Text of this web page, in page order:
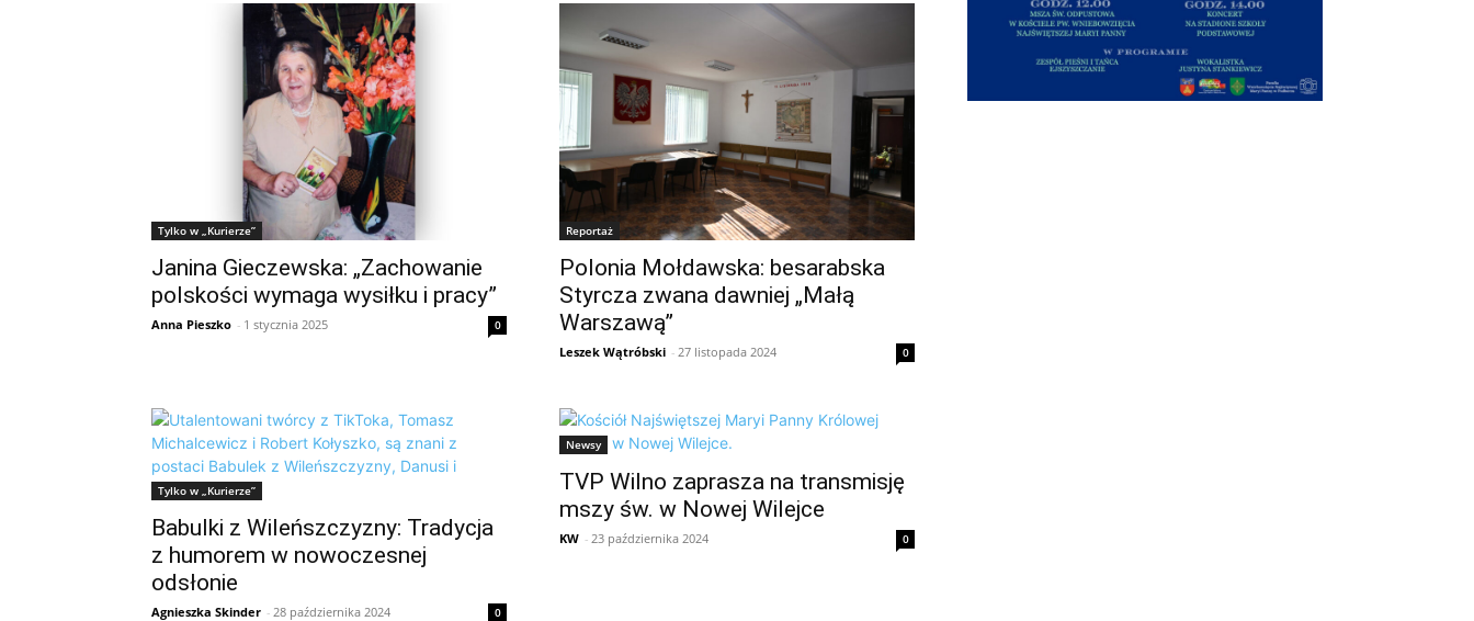
Tylko w „Kurierze”
Janina Gieczewska: „Zachowanie
polskości wymaga wysiłku i pracy”
Anna Pieszko - 1 stycznia 2025 0
Reportaż
Polonia Mołdawska: besarabska
Styrcza zwana dawniej „Małą
Warszawą”
Leszek Wątróbski - 27 listopada 2024 0
Tylko w „Kurierze”
Babulki z Wileńszczyzny: Tradycja
z humorem w nowoczesnej
odsłonie
Agnieszka Skinder - 28 października 2024 0
Newsy
TVP Wilno zaprasza na transmisję
mszy św. w Nowej Wilejce
KW - 23 października 2024 0